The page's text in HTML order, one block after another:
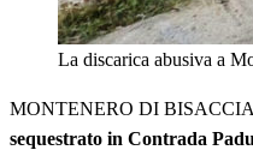
La discarica abusiva a
MONTENERO DI BISACCIA
sequestrato in Contrada